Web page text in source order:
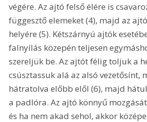
végére. Az ajtó felső élére is
függesztő elemeket (4), majd az
helyére (5). Kétszárnyú ajtók
falnyílás közepén teljesen
szereljük be. Az ajtót félig toljuk a
csúsztassuk alá az alsó vezetősínt,
hátratolva előbb elől (6), majd
a padlóra. Az ajtó könnyű
és ha nem akad sehol, akkor